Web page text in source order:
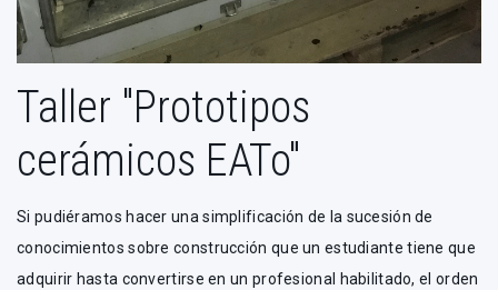
Taller "Prototipos
cerámicos EATo"
Si pudiéramos hacer una simplificación de la sucesión de
conocimientos sobre construcción que un estudiante tiene que
adquirir hasta convertirse en un profesional habilitado, el orden